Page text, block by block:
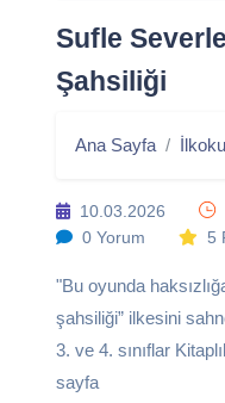
Sufle
Şahsiliği
Ana Sayfa
10.03.2026
0 Yorum
5
"Bu oyunda
şahsiliği” ilkesini
3. ve 4. sınıflar
sayfa